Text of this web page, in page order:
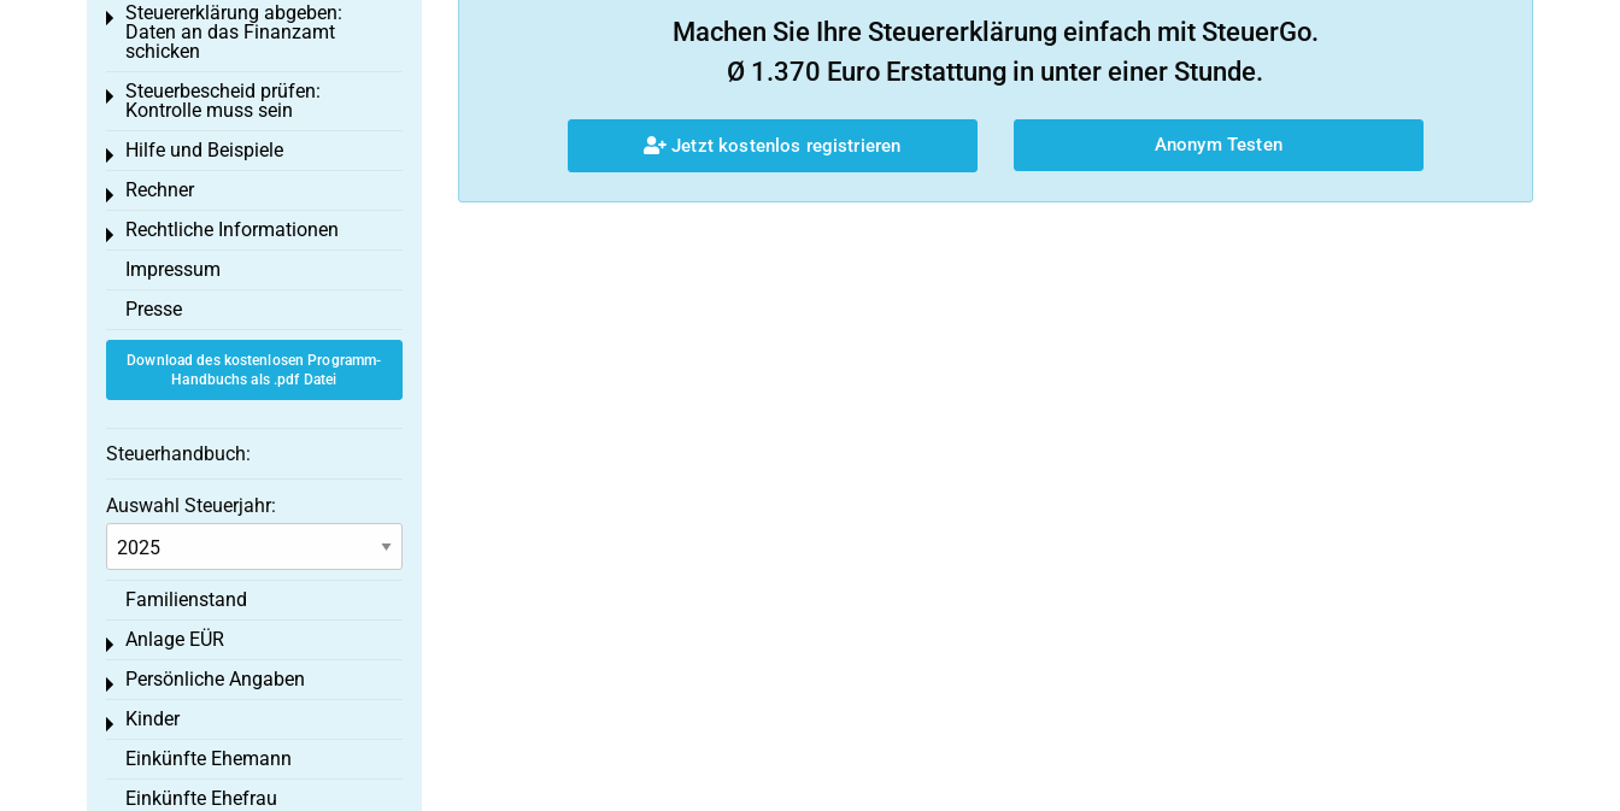
Machen Sie Ihre Steuererklärung einfach mit SteuerGo.
Ø 1.370 Euro Erstattung in unter einer Stunde.
Jetzt kostenlos registrieren Anonym Testen
Steuererklärung abgeben:
Daten an das Finanzamt
schicken
Toggle menu
Steuerbescheid prüfen:
Kontrolle muss sein
Toggle menu
Hilfe und Beispiele
Toggle menu
Rechner
Toggle menu
Rechtliche Informationen
Toggle menu
Impressum
Presse
Download des kostenlosen Programm-
Handbuchs als .pdf Datei
Steuerhandbuch:
Auswahl Steuerjahr:
Familienstand
Anlage EÜR
Toggle menu
Persönliche Angaben
Toggle menu
Kinder
Toggle menu
Einkünfte Ehemann
Einkünfte Ehefrau